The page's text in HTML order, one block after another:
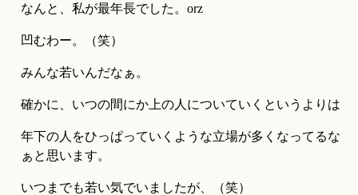
なんと、私が最年長でした。orz
凹むわー。（笑）
みんな若いんだなぁ。
確かに、いつの間にか上の人についていくというよりは
年下の人をひっぱっていくような立場が多くなってるな
ぁと思います。
いつまでも若い気でいましたが、（笑）